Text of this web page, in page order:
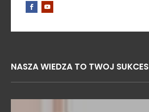
NASZA WIEDZA TO TWOJ SUKCES